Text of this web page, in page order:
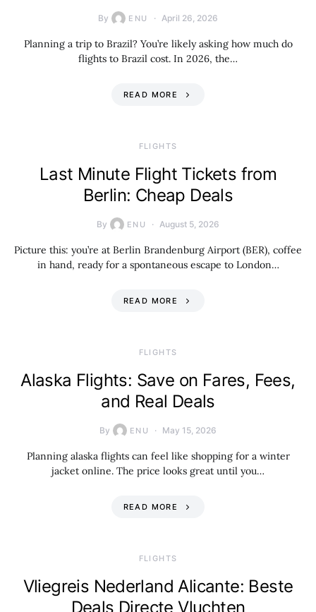
By ENU April 26, 2026
Planning a trip to Brazil? You’re likely asking how much do
flights to Brazil cost. In 2026, the…
READ MORE
​FLIGHTS
Last Minute Flight Tickets from
Berlin: Cheap Deals
By ENU August 5, 2026
Picture this: you’re at Berlin Brandenburg Airport (BER), coffee
in hand, ready for a spontaneous escape to London…
READ MORE
​FLIGHTS
Alaska Flights: Save on Fares, Fees,
and Real Deals
By ENU May 15, 2026
Planning alaska flights can feel like shopping for a winter
jacket online. The price looks great until you…
READ MORE
​FLIGHTS
Vliegreis Nederland Alicante: Beste
Deals Directe Vluchten